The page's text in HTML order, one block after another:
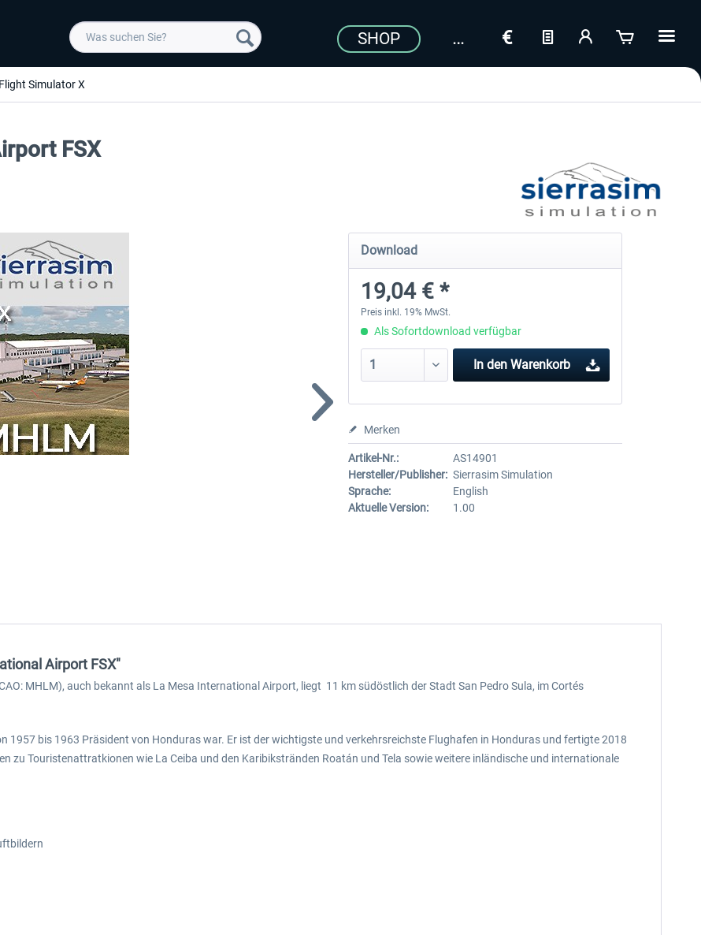
SHOP
Flight Simulator X
FSX
Download
19,04 € *
Preis inkl. 19% MwSt.
Als Sofortdownload verfügbar
In den Warenkorb
Merken
Artikel-Nr.:
AS14901
Hersteller/Publisher: Sierrasim Simulation
Sprache:
English
Aktuelle Version:
1.00
Airport FSX"
MHLM), auch bekannt als La Mesa International Airport, liegt 11 km südöstlich der Stadt San Pedro Sula, im Cortés
1957 bis 1963 Präsident von Honduras war. Er ist der wichtigste und verkehrsreichste Flughafen in Honduras und fertigte 2018
zu Touristenattratkionen wie La Ceiba und den Karibikstränden Roatán und Tela sowie weitere inländische und internationale